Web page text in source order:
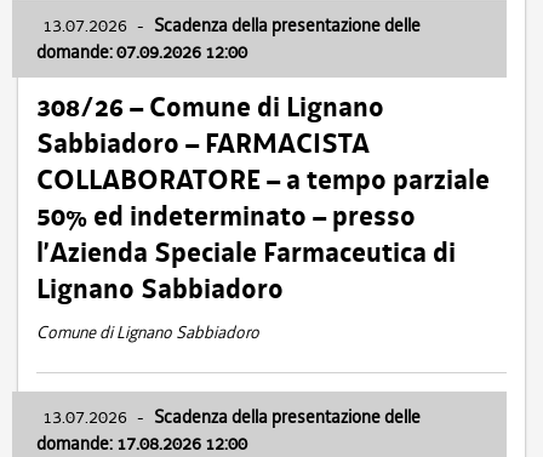
13.07.2026 - Scadenza della presentazione delle
domande: 07.09.2026 12:00
308/26 – Comune di Lignano
Sabbiadoro – FARMACISTA
COLLABORATORE – a tempo parziale
50% ed indeterminato – presso
l’Azienda Speciale Farmaceutica di
Lignano Sabbiadoro
Comune di Lignano Sabbiadoro
13.07.2026 - Scadenza della presentazione delle
domande: 17.08.2026 12:00